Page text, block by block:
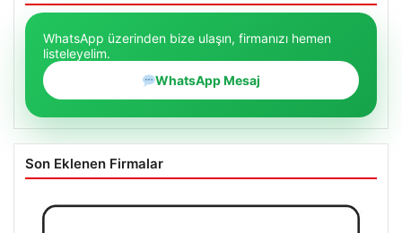
WhatsApp üzerinden bize ulaşın, firmanızı hemen
listeleyelim.
WhatsApp Mesaj
Son Eklenen Firmalar